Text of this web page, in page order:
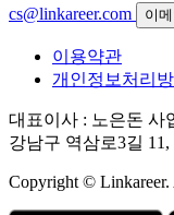
cs@linkareer.com
이
이용약관
개인정보처리
대표이사 : 노은돈 사
강남구 역삼로3길 11,
Copyright © Linkareer.